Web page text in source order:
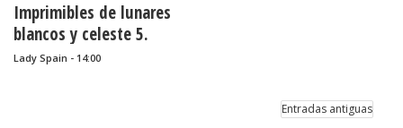
Imprimibles de lunares
blancos y celeste 5.
Lady Spain - 14:00
Entradas antiguas